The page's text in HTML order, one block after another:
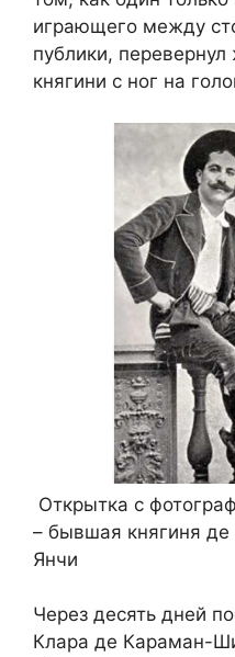
играющего между
публики, перевернул
княгини с ног на
Открытка с
– бывшая княгиня
Янчи
Через десять дней
Клара де Караман-